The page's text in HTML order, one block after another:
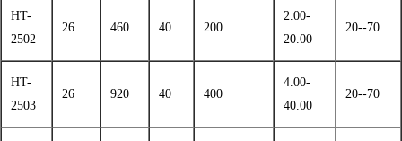
HT-
2502
26 460 40 200
2.00-
20.00
20--70
HT-
2503
26 920 40 400
4.00-
40.00
20--70